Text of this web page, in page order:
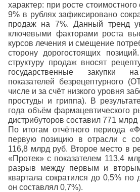
характер: при росте
9% в рублях зафиксировано
продаж на 7%. Данный тренд
ключевыми факторами роста
курсов лечения и смещение
сторону дорогостоящих
структуру продаж вносят
государственные закупки
показателей безрецептурного
числе и за счёт низкого уровня
простуды и гриппа). В
года объём фармацевтического
дистрибуторов составил 771 млрд
По итогам отчётного периода
первую позицию в отрасли с
116,8 млрд руб. Второе место в
«Протек» с показателем 113,4
разрыв между первым и
квартала сократился до 0,5% по
он составлял 0,7%).